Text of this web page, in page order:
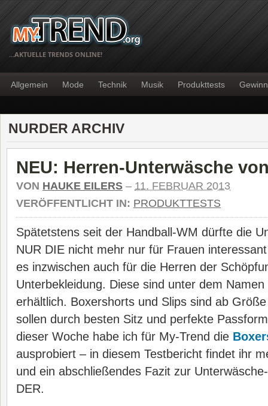
…AKTUELLE TRENDS ONLINE!
Allgemein Mode Technik Musik Produkttests
NURDER ARCHIV
NEU: Herren-Unterwäsche
VON HAUKE EILERS – 11. FEBRUAR 2013
VERÖFFENTLICHT IN: PRODUKTTESTS
Spätetstens seit der Handball-WM dürfte die
NUR DIE nicht mehr nur für Frauen
es inzwischen auch für die Herren der
Unterbekleidung. Diese sind unter dem
erhältlich. Boxershorts und Slips sind ab
sollen durch besten Sitz und perfekte
dieser Woche habe ich für My-Trend die
ausprobiert – in diesem Testbericht findet ihr
und ein abschließendes Fazit zur
DER.